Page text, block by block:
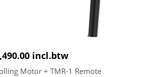
incl.btw
Motor + TMR-1 Remote